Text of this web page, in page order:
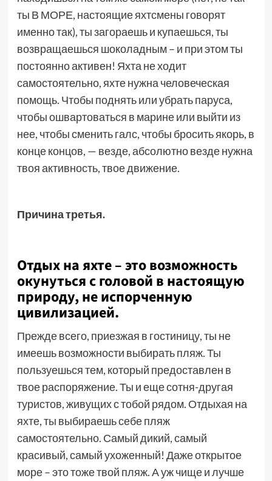
ты В МОРЕ, настоящие яхтсмены говорят
именно так), ты загораешь и купаешься, ты
возвращаешься шоколадным – и при этом ты
постоянно активен! Яхта не ходит
самостоятельно, яхте нужна человеческая
помощь. Чтобы поднять или убрать паруса,
чтобы ошвартоваться в марине или выйти из
нее, чтобы сменить галс, чтобы бросить якорь, в
конце концов, — везде, абсолютно везде нужна
твоя активность, твое движение.
Причина третья.
Отдых на яхте – это возможность
окунуться с головой в настоящую
природу, не испорченную
цивилизацией.
Прежде всего, приезжая в гостиницу, ты не
имеешь возможности выбирать пляж. Ты
пользуешься тем, который предоставлен в
твое распоряжение. Ты и еще сотня-другая
туристов, живущих с тобой рядом. Отдыхая на
яхте, ты выбираешь себе пляж
самостоятельно. Самый дикий, самый
красивый, самый ухоженный! Даже открытое
море – это тоже твой пляж. А уж чище и лучше